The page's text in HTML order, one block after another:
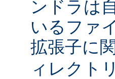
ンドラは
いるファ
拡張子に
ィレクト